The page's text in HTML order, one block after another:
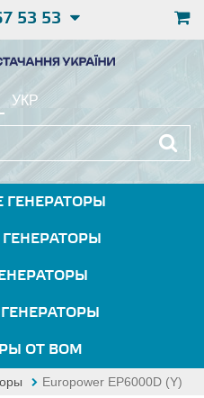
53 53
УКР
ГЕНЕРАТОРЫ
ОТ ВОМ
Europower EP6000D (Y)